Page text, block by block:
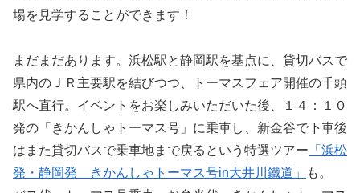
場を見学することができます！
まだまだあります。浜松駅と静岡駅を基点に、貸切バスで
県内のＪＲ主要駅を結びつつ、トーマスフェア開催の千頭
駅へ直行。イベントをお楽しみいただいた後、１４：１０
発の「きかんしゃトーマス号」に乗車し、新金谷で下車後
はまた貸切バスで乗車地まで戻るという特選ツアー 「浜松
発・静岡発 きかんしゃトーマス号in大井川鐵道」
も。